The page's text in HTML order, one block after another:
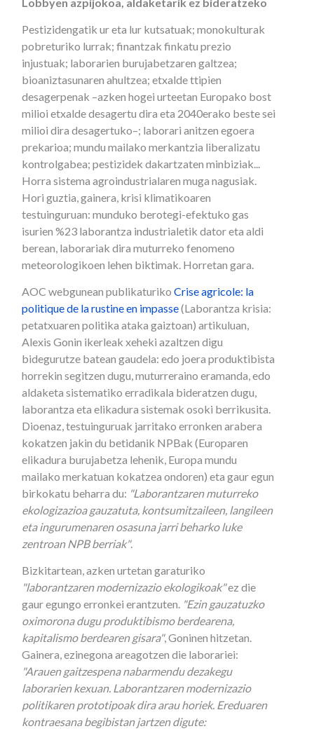
Pestizidengatik ur eta lur kutsatuak; monokulturak
pobreturiko lurrak; finantzak finkatu prezio
injustuak; laborarien burujabetzaren galtzea;
bioaniztasunaren ahultzea; etxalde ttipien
desagerpenak –azken hogei urteetan Europako bost
milioi etxalde desagertu dira eta 2040erako beste sei
milioi dira desagertuko–; laborari anitzen egoera
prekarioa; mundu mailako merkantzia liberalizatu
kontrolgabea; pestizidek dakartzaten minbiziak...
Horra sistema agroindustrialaren muga nagusiak.
Hori guztia, gainera, krisi klimatikoaren
testuinguruan: munduko berotegi-efektuko gas
isurien %23 laborantza industrialetik dator eta aldi
berean, laborariak dira muturreko fenomeno
meteorologikoen lehen biktimak. Horretan gara.
AOC webgunean publikaturiko Crise agricole: la
politique de la rustine en impasse(Laborantza krisia:
petatxuaren politika ataka gaiztoan) artikuluan,
Alexis Gonin ikerleak xeheki azaltzen digu
bidegurutze batean gaudela: edo joera produktibista
horrekin segitzen dugu, muturreraino eramanda, edo
aldaketa sistematiko erradikala bideratzen dugu,
laborantza eta elikadura sistemak osoki berrikusita.
Dioenaz, testuinguruak jarritako erronken arabera
kokatzen jakin du betidanik NPBak (Europaren
elikadura burujabetza lehenik, Europa mundu
mailako merkatuan kokatzea ondoren) eta gaur egun
birkokatu beharra du: "Laborantzaren muturreko
ekologizazioa gauzatuta, kontsumitzaileen, langileen
eta ingurumenaren osasuna jarri beharko luke
zentroan NPB berriak".
Bizkitartean, azken urtetan garaturiko
"laborantzaren modernizazio ekologikoak"ez die
gaur egungo erronkei erantzuten. "Ezin gauzatuzko
oximorona dugu produktibismo berdearena,
kapitalismo berdearen gisara", Goninen hitzetan.
Gainera, ezinegona areagotzen die laborariei:
"Arauen gaitzespena nabarmendu dezakegu
laborarien kexuan. Laborantzaren modernizazio
politikaren prototipoak dira arau horiek. Ereduaren
kontraesana begibistan jartzen digute: